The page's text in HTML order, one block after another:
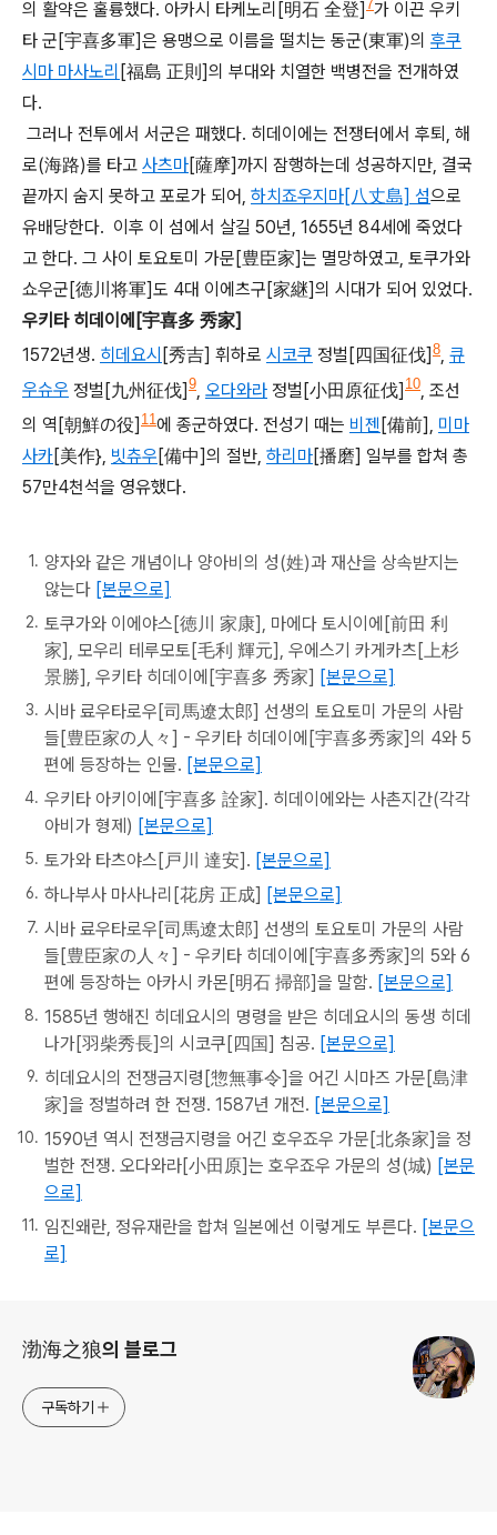
의 활약은 훌륭했다. 아카시 타케노리[明石 全登] 7가 이끈 우키
타 군[宇喜多軍]은 용맹으로 이름을 떨치는 동군(東軍)의 후쿠
시마 마사노리 [福島 正則]의 부대와 치열한 백병전을 전개하였
다.
그러나 전투에서 서군은 패했다. 히데이에는 전쟁터에서 후퇴, 해
로(海路)를 타고 사츠마[薩摩]까지 잠행하는데 성공하지만, 결국
끝까지 숨지 못하고 포로가 되어, 하치죠우지마[八丈島] 섬으로
유배당한다. 이후 이 섬에서 살길 50년, 1655년 84세에 죽었다
고 한다. 그 사이 토요토미 가문[豊臣家]는 멸망하였고, 토쿠가와
쇼우군[徳川将軍]도 4대 이에츠구[家継]의 시대가 되어 있었다.
우키타 히데이에[宇喜多 秀家]
1572년생. 히데요시 [秀吉] 휘하로 시코쿠 정벌[四国征伐] 8, 큐
우슈우 정벌[九州征伐] 9 오다와라 정벌[小田原征伐] 10 , 조선
의 역[朝鮮の役] 11에 종군하였다. 전성기 때는 비젠 [備前], 미마
사카[美作}, 빗츄우 [備中]의 절반, 하리마[播磨] 일부를 합쳐 총
57만4천석을 영유했다.
양자와 같은 개념이나 양아비의 성(姓)과 재산을 상속받지는
않는다 [본문으로]
토쿠가와 이에야스[徳川 家康], 마에다 토시이에[前田 利
家], 모우리 테루모토[毛利 輝元], 우에스기 카게카츠[上杉
景勝], 우키타 히데이에[宇喜多 秀家] [본문으로]
시바 료우타로우[司馬遼太郎] 선생의 토요토미 가문의 사람
들[豊臣家の人々] - 우키타 히데이에[宇喜多秀家]의 4와 5
편에 등장하는 인물. [본문으로]
우키타 아키이에[宇喜多 詮家]. 히데이에와는 사촌지간(각각
아비가 형제) [본문으로]
토가와 타츠야스[戸川 達安]. [본문으로]
하나부사 마사나리[花房 正成] [본문으로]
시바 료우타로우[司馬遼太郎] 선생의 토요토미 가문의 사람
들[豊臣家の人々] - 우키타 히데이에[宇喜多秀家]의 5와 6
편에 등장하는 아카시 카몬[明石 掃部]을 말함. [본문으로]
1585년 행해진 히데요시의 명령을 받은 히데요시의 동생 히데
나가[羽柴秀長]의 시코쿠[四国] 침공. [본문으로]
히데요시의 전쟁금지령[惣無事令]을 어긴 시마즈 가문[島津
家]을 정벌하려 한 전쟁. 1587년 개전. [본문으로]
1590년 역시 전쟁금지령을 어긴 호우죠우 가문[北条家]을 정
벌한 전쟁. 오다와라[小田原]는 호우죠우 가문의 성(城) [본문
으로]
임진왜란, 정유재란을 합쳐 일본에선 이렇게도 부른다. [본문으
로]
渤海之狼의 블로그
구독하기